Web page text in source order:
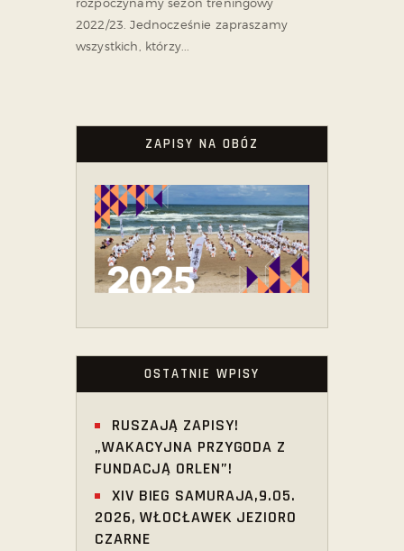
rozpoczynamy sezon treningowy
2022/23. Jednocześnie zapraszamy
wszystkich, którzy...
ZAPISY NA OBÓZ
OSTATNIE WPISY
RUSZAJĄ ZAPISY!
„WAKACYJNA PRZYGODA Z
FUNDACJĄ ORLEN”!
XIV BIEG SAMURAJA,9.05.
2026, WŁOCŁAWEK JEZIORO
CZARNE